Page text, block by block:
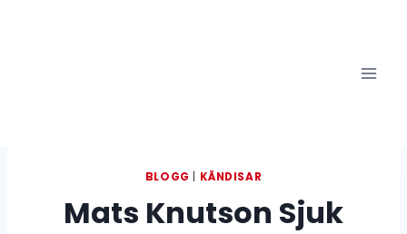
BLOGG KÄNDISAR
Mats Knutson Sjuk